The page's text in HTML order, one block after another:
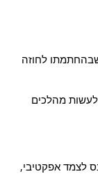
לחוזה
מהלכים
לצמד אפקטיבי,